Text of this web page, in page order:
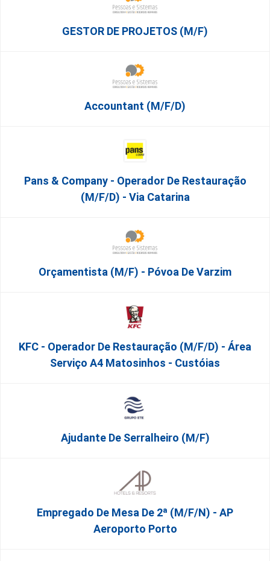
GESTOR DE PROJETOS (m/f)
Accountant (m/f/d)
Pans & Company - Operador De Restauração
(m/f/d) - Via Catarina
Orçamentista (m/f) - Póvoa De Varzim
KFC - Operador De Restauração (m/f/d) - Área
Serviço A4 Matosinhos - Custóias
Ajudante De Serralheiro (m/f)
Empregado De Mesa De 2ª (M/F/N) - AP
Aeroporto Porto